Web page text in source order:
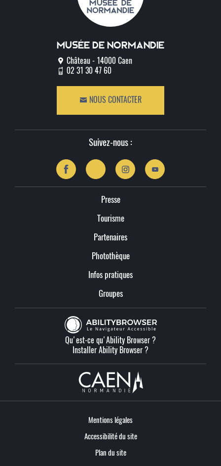
Musée de normandie
Château - 14000 Caen
02 31 30 47 60
NOUS CONTACTER
Suivez-nous :
Presse
Tourisme
Partenaires
Photothèque
Infos pratiques
Groupes
Qu'est-ce qu'Ability Browser ?
Installer Ability Browser ?
Mentions légales
Accessibilité du site
Plan du site